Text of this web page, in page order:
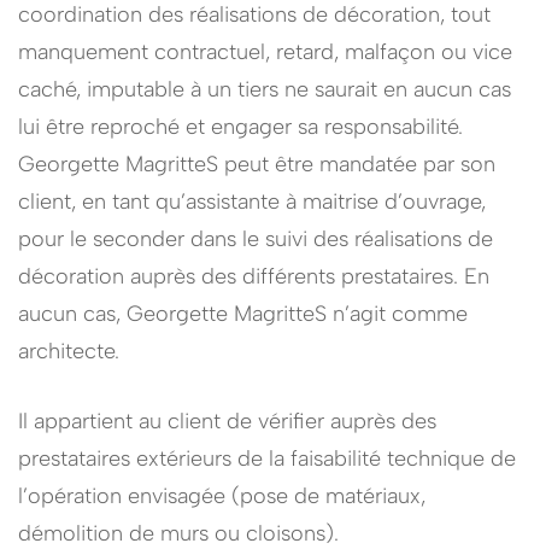
coordination des réalisations de décoration, tout
manquement contractuel, retard, malfaçon ou vice
caché, imputable à un tiers ne saurait en aucun cas
lui être reproché et engager sa responsabilité.
Georgette MagritteS peut être mandatée par son
client, en tant qu’assistante à maitrise d’ouvrage,
pour le seconder dans le suivi des réalisations de
décoration auprès des différents prestataires. En
aucun cas, Georgette MagritteS n’agit comme
architecte.
Il appartient au client de vérifier auprès des
prestataires extérieurs de la faisabilité technique de
l’opération envisagée (pose de matériaux,
démolition de murs ou cloisons).